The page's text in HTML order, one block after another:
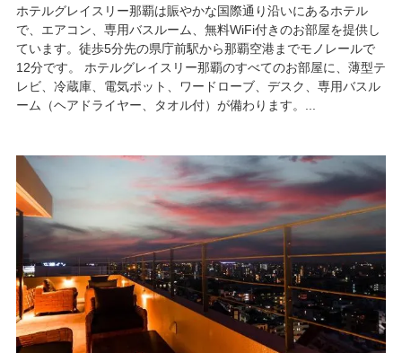
ホテルグレイスリー那覇は賑やかな国際通り沿いにあるホテル
で、エアコン、専用バスルーム、無料WiFi付きのお部屋を提供し
ています。徒歩5分先の県庁前駅から那覇空港までモノレールで
12分です。 ホテルグレイスリー那覇のすべてのお部屋に、薄型テ
レビ、冷蔵庫、電気ポット、ワードローブ、デスク、専用バスル
ーム（ヘアドライヤー、タオル付）が備わります。...